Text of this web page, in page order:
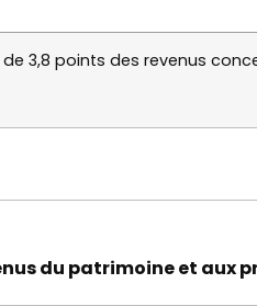
3,8 points des revenus
du patrimoine et aux